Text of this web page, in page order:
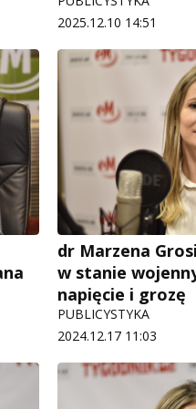
2025.12.10 14:51
dr Marzena
w stanie
napięcie i grozę
PUBLICYSTYKA
2024.12.17 11:03